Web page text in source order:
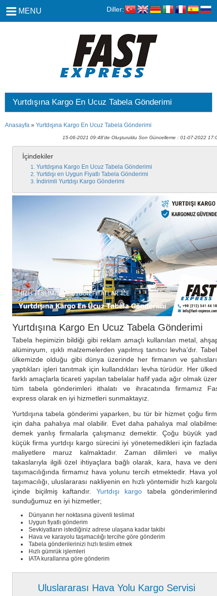
MENU Diller:
Yurtdışına Kargo En Ucuz Tabela Gönderimi
Anasayfa » Yurtdışına Kargo En Ucuz Tabela Gönderimi
15-06-2021 09:48'de Oluşturuldu Son Güncelleme : 01-07-2022
Uluslararası Hava Yolu Kargo Servisi
İçindekiler
Yurtdışına Kargo En Ucuz Tabela Gönderimi
Yurtdışı en Uygun Fiyatlı Tabela Gönderimi
İndirimli Yurtdışı Kargo Gönderimi
Yurtdışına Kargo En Ucuz Tabela Gönderimi
Tabela hepimizin bildiği gibi reklam amaçlı kullanılan metal,
alüminyum, ışıklı malzemelerden yapılmış tanıtıcı levha’dır.
ülkemizde olduğu gibi dünya üzerinde her firmanın ve
yaptıkları işleri tanıtmak için kullandıkları levha türüdür. Her
farklı amaçlarla ticareti yapılan tabelalar hafif yada ağır olmak
tüm tabela gönderimleri ithalatı ve ihracatında firmamız
express olarak en iyi hizmetleri sunmaktayız.
Yurtdışına tabela gönderimi yaparken, bu tür bir hizmet çoğu
için daha pahalıya mal olabilir. Evet daha pahalıya mal
demek yanlış firmalarla çalışmanız demektir. Çoğu büyük
küçük firma yurtdışı kargo sürecini iyi yönetemedikleri için
maliyetlere maruz kalmaktadır. Zaman dilimleri ve
takaslarıyla ilgili özel ihtiyaçlara bağlı olarak, kara, hava ve
taşımacılığında firmamız hava yolunu tercih etmektedir. Hava
taşımacılığı, uluslararası nakliyenin en hızlı yöntemidir hızlı
içinde biçilmiş kaftandır. Yurtdışı kargo tabela
sunduğumuz en iyi hizmetler;
Dünyanın her noktasına güvenli teslimat
Uygun fiyatlı gönderim
Sevkiyatların istediğiniz adrese ulaşana kadar takibi
Hava ve karayolu taşımacılığı tercihe göre gönderim
Tabela gönderilerinizi hızlı teslim etmek
Hızlı gümrük işlemleri
IATA kurallarına göre gönderim